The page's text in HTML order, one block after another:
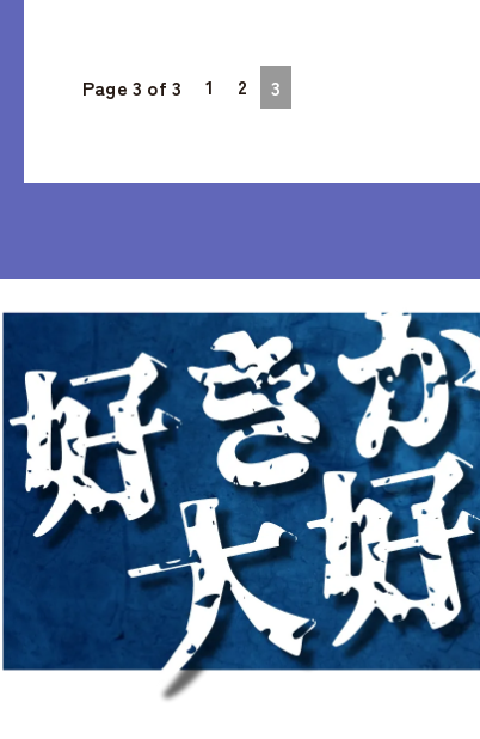
Page 3 of 3 1 2 3